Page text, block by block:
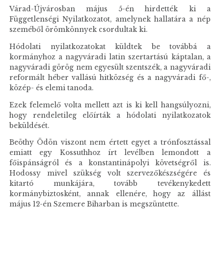
Várad-Újvárosban május 5-én hirdették ki a
Függetlenségi Nyilatkozatot, amelynek hallatára a nép
szeméből örömkönnyek csordultak ki.
Hódolati nyilatkozatokat küldtek be továbbá a
kormányhoz a nagyváradi latin szertartású káptalan, a
nagyváradi görög nem egyesült szentszék, a nagyváradi
reformált héber vallású hitközség és a nagyváradi fő-,
közép- és elemi tanoda.
Ezek felemelő volta mellett azt is ki kell hangsúlyozni,
hogy rendeletileg előírták a hódolati nyilatkozatok
beküldését.
Beöthy Ödön viszont nem értett egyet a trónfosztással
emiatt egy Kossuthhoz írt levélben lemondott a
főispánságról és a konstantinápolyi követségről is.
Hodossy mivel szükség volt szervezőkészségére és
kitartó munkájára, tovább tevékenykedett
kormánybiztosként, annak ellenére, hogy az állást
május 12-én Szemere Biharban is megszüntette.